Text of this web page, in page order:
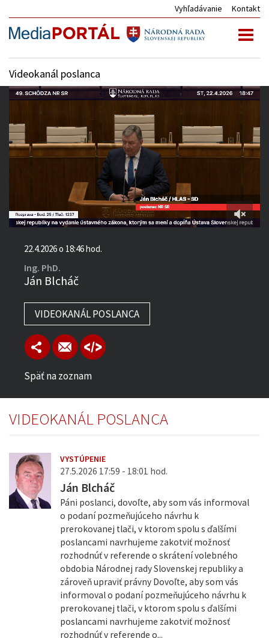
Vyhľadávanie Kontakt
Videokanál poslanca
6:00:56
22.4.2026 o 18:46 hod.
Ing. PhD.
Ján Blcháč
VIDEOKANÁL POSLANCA
Späť na zoznam
VIDEOKANÁL POSLANCA
VYSTÚPENIE
27.5.2026 17:59 - 18:01 hod.
Ján Blcháč
Páni poslanci, dovoľte, aby som vás informoval
o podaní pozmeňujúceho návrhu k
prerokovanej tlači, v ktorom spolu s ďalšími
poslancami navrhujeme zakotviť možnosť
rozhodnúť v referende o skrátení volebného
obdobia Národnej rady Slovenskej republiky a
zároveň upraviť právny Dovoľte, aby som vás
informoval o podaní pozmeňujúceho návrhu k
prerokovanej tlači, v ktorom spolu s ďalšími
poslancami navrhujeme zakotviť možnosť
rozhodnúť v referende o...